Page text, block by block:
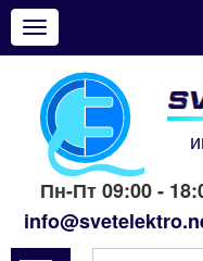
Показать
меню
Пн-Пт 09:00 -